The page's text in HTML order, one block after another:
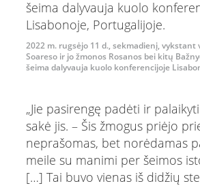
2022 m. rugsėjo 11 d., sekmadienį, vykstant
Soareso ir jo žmonos Rosanos bei kitų
šeima dalyvauja kuolo konferencijoje
„Jie pasirengę padėti ir
sakė jis. – Šis žmogus priėjo
neprašomas, bet norėdamas
meile su manimi per šeimos
[…] Tai buvo vienas iš didžių